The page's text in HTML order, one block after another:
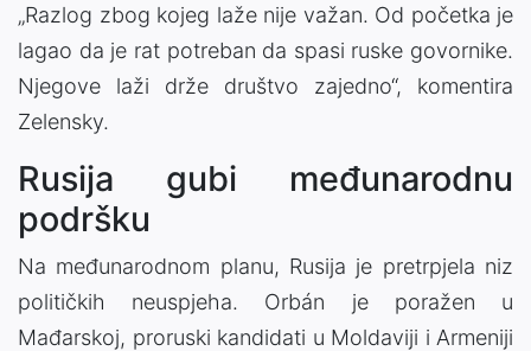
„Razlog zbog kojeg laže nije važan. Od početka je
lagao da je rat potreban da spasi ruske govornike.
Njegove laži drže društvo zajedno“, komentira
Zelensky.
Rusija gubi međunarodnu
podršku
Na međunarodnom planu, Rusija je pretrpjela niz
političkih neuspjeha. Orbán je poražen u
Mađarskoj, proruski kandidati u Moldaviji i Armeniji